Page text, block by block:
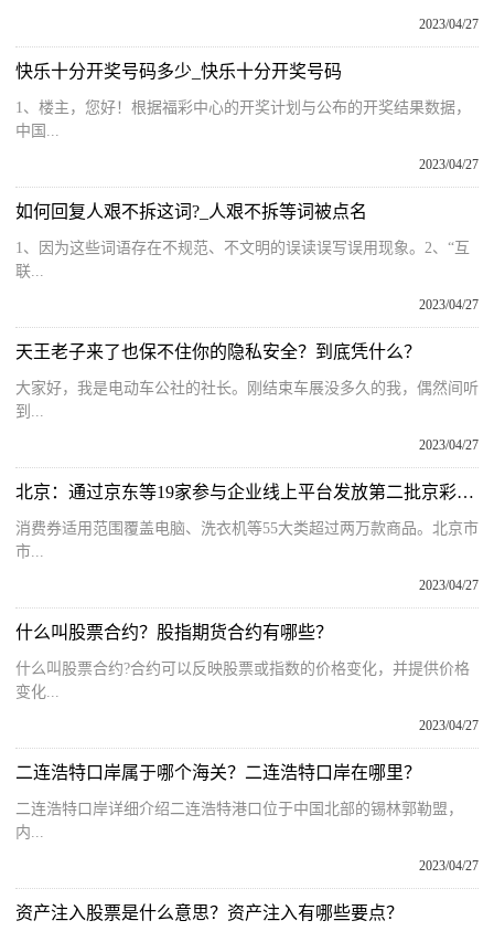
2023/04/27
快乐十分开奖号码多少_快乐十分开奖号码
1、楼主，您好！根据福彩中心的开奖计划与公布的开奖结果数据，
中国...
2023/04/27
如何回复人艰不拆这词?_人艰不拆等词被点名
1、因为这些词语存在不规范、不文明的误读误写误用现象。2、“互
联...
2023/04/27
天王老子来了也保不住你的隐私安全？到底凭什么？
大家好，我是电动车公社的社长。刚结束车展没多久的我，偶然间听
到...
2023/04/27
北京：通过京东等19家参与企业线上平台发放第二批京彩绿色消费券
消费券适用范围覆盖电脑、洗衣机等55大类超过两万款商品。北京市
市...
2023/04/27
什么叫股票合约？股指期货合约有哪些？
什么叫股票合约?合约可以反映股票或指数的价格变化，并提供价格
变化...
2023/04/27
二连浩特口岸属于哪个海关？二连浩特口岸在哪里？
二连浩特口岸详细介绍二连浩特港口位于中国北部的锡林郭勒盟，
内...
2023/04/27
资产注入股票是什么意思？资产注入有哪些要点？